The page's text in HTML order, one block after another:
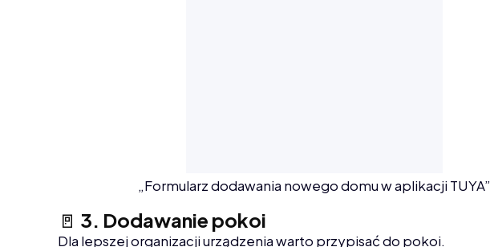
„Formularz dodawania nowego domu w aplikacji TUYA”
🚪 3. Dodawanie pokoi
Dla lepszej organizacji urządzenia warto przypisać do pokoi.